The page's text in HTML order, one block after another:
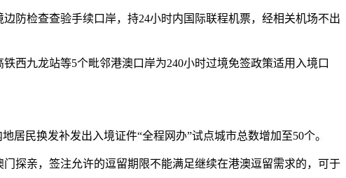
检查查验手续口岸，持24小时内国际联程机票，经相关机场不出
九龙站等5个毗邻港澳口岸为240小时过境免签政策适用入境口
民换发补发出入境证件“全程网办”试点城市总数增加至50个。
亲，签注允许的逗留期限不能满足继续在港澳逗留需求的，可于